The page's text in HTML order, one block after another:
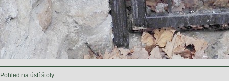
Pohled na ústí štoly